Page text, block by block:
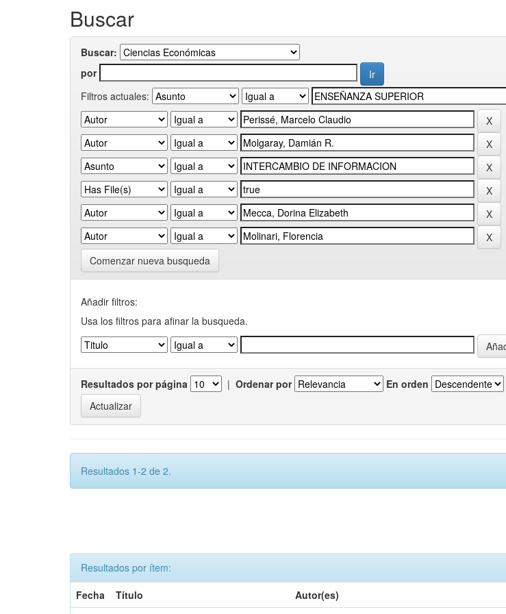
Buscar
Buscar:
por
Filtros actuales:
Comenzar nueva busqueda
Añadir filtros:
Usa los filtros para afinar la busqueda.
Resultados por página | Ordenar por En orden
Resultados 1-2 de 2.
Resultados por ítem:
Fecha
Título
Autor(es)